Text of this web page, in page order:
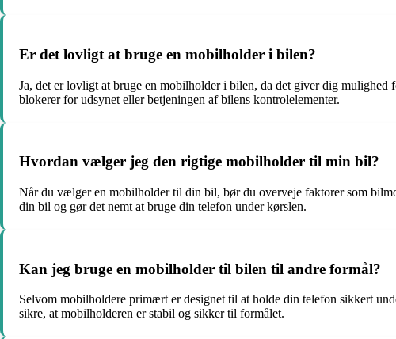
Er det lovligt at bruge en mobilholder i bilen?
Ja, det er lovligt at bruge en mobilholder i bilen, da det giver dig
blokerer for udsynet eller betjeningen af bilens kontrolelementer.
Hvordan vælger jeg den rigtige mobilholder til min bil?
Når du vælger en mobilholder til din bil, bør du overveje faktorer som
din bil og gør det nemt at bruge din telefon under kørslen.
Kan jeg bruge en mobilholder til bilen til andre formål?
Selvom mobilholdere primært er designet til at holde din telefon sikkert
sikre, at mobilholderen er stabil og sikker til formålet.